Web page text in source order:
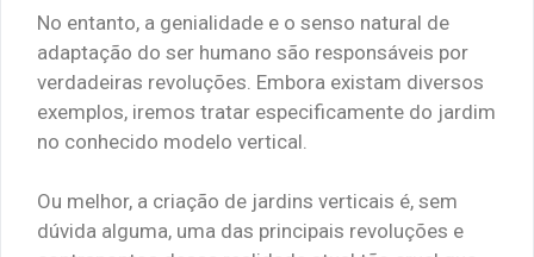
No entanto, a genialidade e o senso natural de
adaptação do ser humano são responsáveis por
verdadeiras revoluções. Embora existam diversos
exemplos, iremos tratar especificamente do jardim
no conhecido modelo vertical.
Ou melhor, a criação de jardins verticais é, sem
dúvida alguma, uma das principais revoluções e